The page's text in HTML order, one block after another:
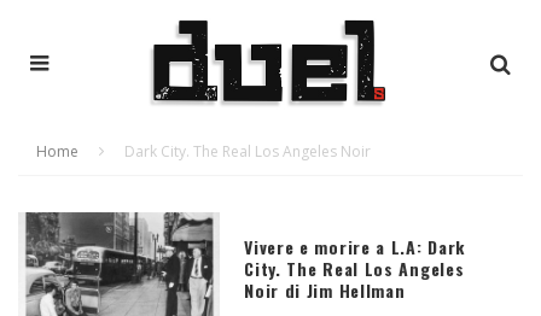
Home Dark City. The Real Los Angeles Noir
Vivere e morire a L.A: Dark
City. The Real Los Angeles
Noir di Jim Hellman